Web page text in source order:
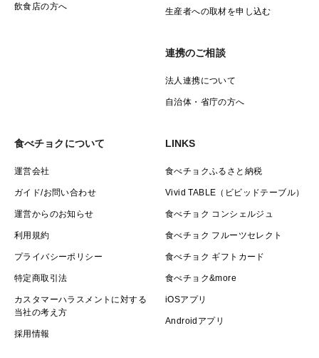
る状態で判断します。
購入前の質問の連絡方法は購入ページ下の「この商品に
関連するQ＆A」の更に下にある「質問を投稿する」を
クリックしてご記入お願いします。
購入後のご質問は特記事項でもお問い合わせできます。
送料については一箇所に送る場合4セットまでが同一価
飲食店の方へ 生産者への取材を申し込む
連携のご相談
法人連携について
自治体・省庁の方へ
食べチョクについて
運営会社
ガイド/お問い合わせ
運営からのお知らせ
利用規約
プライバシーポリシー
特定商取引法
カスタマーハラスメントに対する
当社の考え方
採用情報
LINKS
食べチョクふるさと納税
Vivid TABLE（ビビッドテーブル）
食べチョク コンシェルジュ
食べチョク フルーツセレクト
食べチョク ギフトカード
食べチョク&more
iOSアプリ
Androidアプリ